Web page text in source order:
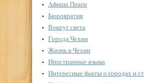
Афиша Праги
Бюрократия
Вокруг света
Города Чехии
Жизнь в Чехии
Иностранные языки
Интересные факты о городах и